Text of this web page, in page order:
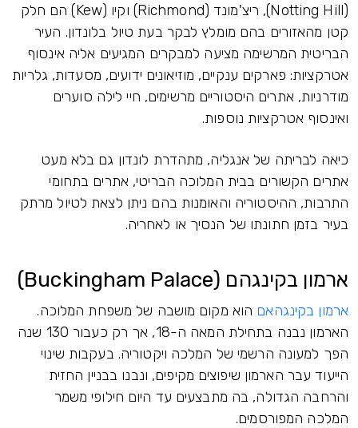
(Notting Hill), ריצ'מונד (Richmond) וקיו (Kew) הם חלק
קטן מהאזורים בהם מומלץ לבקר בעת טיול בלונדון. העיר
הבריטית המרשימה מציעה למבקרים המגיעים אליה אינסוף
אטרקציות: פארקים ענקיים, מוזיאונים ידועים, מסעדות, גלריות
מודרניות, אתרים היסטוריים מרשימים, חיי לילה סוערים
ואינסוף אטרקציות נוספות.
כיאה לבריתה של אנגליה, מתהדרת לונדון גם בלא מעט
אתרים הקשורים בבית המלוכה הבריטי, אתרים בתחומי
התרבות, ההיסטוריה והאומנות בהם ניתן לצאת לטיול מרתק
בעיר בזמן חתונתו של הנסיך או לאחריה.
ארמון בקינגהם (Buckingham Palace)
ארמון בקינגהאם הוא מקום מושבה של משפחת המלוכה.
הארמון נבנה בתחילת המאה ה-18, אך רק כעבור 130 שנה
הפך למעונה הרשמי של המלכה ויקטוריה. בעקבות שינוי
הייעוד עבר הארמון שיפוצים מקיפים, ונבנו בבניין החזית
והרחבה הגדולה, בה מתבצעים עד היום חילופי משמר
המלכה המפורסמים.